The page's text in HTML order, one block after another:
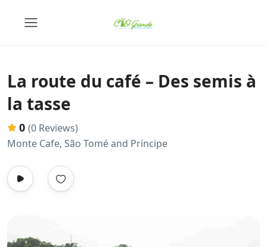
La route du café – Des semis à
la tasse
0 (0 Reviews)
Monte Cafe, São Tomé and Príncipe